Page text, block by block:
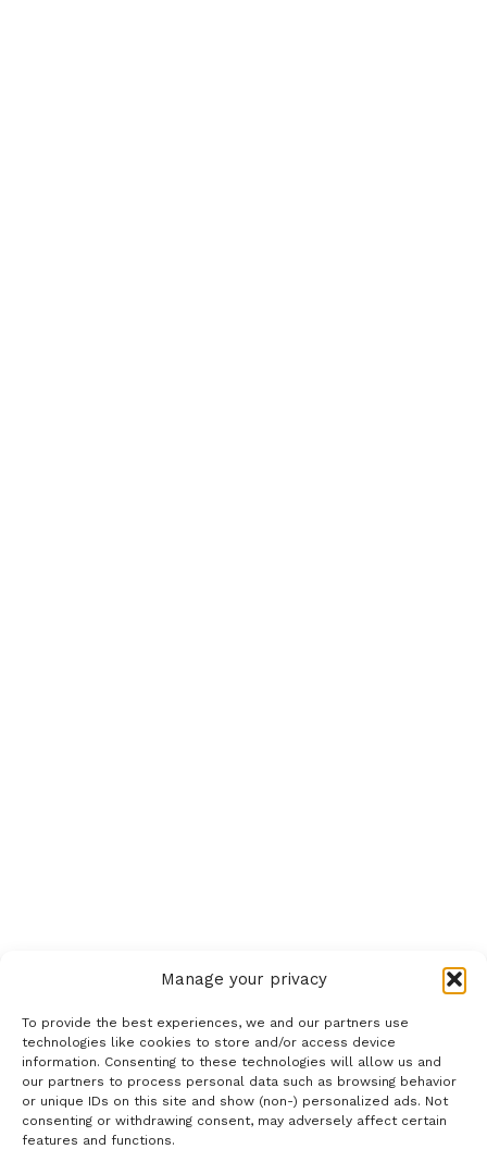
Manage your privacy
To provide the best experiences, we and our partners use
technologies like cookies to store and/or access device
information. Consenting to these technologies will allow us and
our partners to process personal data such as browsing behavior
or unique IDs on this site and show (non-) personalized ads. Not
consenting or withdrawing consent, may adversely affect certain
features and functions.